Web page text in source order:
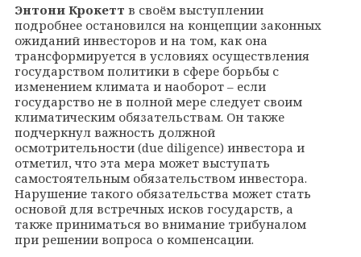
Энтони Крокетт в своём выступлении
подробнее остановился на концепции законных
ожиданий инвесторов и на том, как она
трансформируется в условиях осуществления
государством политики в сфере борьбы с
изменением климата и наоборот – если
государство не в полной мере следует своим
климатическим обязательствам. Он также
подчеркнул важность должной
осмотрительности (due diligence) инвестора и
отметил, что эта мера может выступать
самостоятельным обязательством инвестора.
Нарушение такого обязательства может стать
основой для встречных исков государств, а
также приниматься во внимание трибуналом
при решении вопроса о компенсации.